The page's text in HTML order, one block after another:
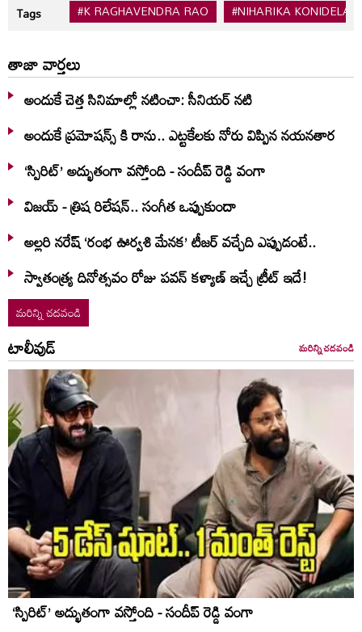
Tags #K RAGHAVENDRA RAO #NIHARIKA KONIDELA
తాజా వార్తలు
అందుకే చెత్త సినిమాల్లో నటించా: సీనియర్ నటి
అందుకే ప్రమోషన్స్ కి రాను.. ఎట్టకేలకు నోరు విప్పిన నయనతార
‘స్పిరిట్’ అద్భుతంగా వస్తోంది - సందీప్ రెడ్డి వంగా
విజయ్ - త్రిష రిలేషన్.. సంగీత ఒప్పుకుందా
అల్లరి నరేష్ ‘రంభ ఊర్వశి మేనక’ టీజర్ వచ్చేది ఎప్పుడంటే..
స్వాతంత్య్ర దినోత్సవం రోజు పవన్ కళ్యాణ్ ఇచ్చే ట్రీట్ ఇదే!
మరిన్ని చదవండి
టాలీవుడ్ మరిన్ని చదవండి
‘స్పిరిట్’ అద్భుతంగా వస్తోంది - సందీప్ రెడ్డి వంగా